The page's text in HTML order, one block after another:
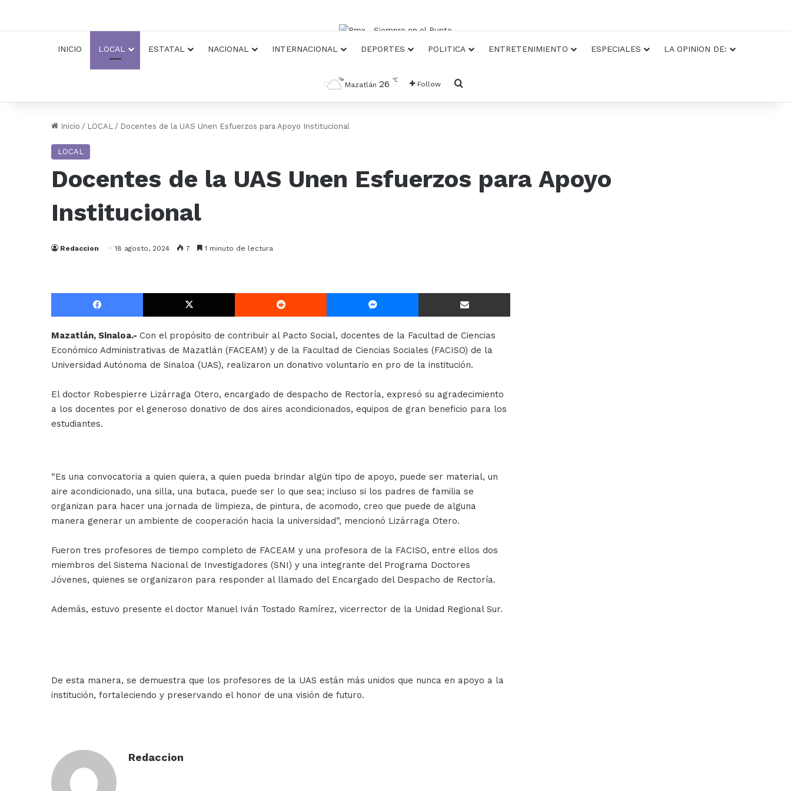
INICIO LOCAL ESTATAL NACIONAL INTERNACIONAL DEPORTES POLITICA ENTRETENIMIENTO ESPECIALES LA OPINION DE:
Mazatlán 26 ℃ Follow Busqueda
Inicio / LOCAL / Docentes de la UAS Unen Esfuerzos para Apoyo Institucional
LOCAL
Docentes de la UAS Unen Esfuerzos para Apoyo
Institucional
Redaccion 18 agosto, 2024 7 1 minuto de lectura
Facebook X Reddit Messenger Compartir Via E-mail
Mazatlán, Sinaloa.- Con el propósito de contribuir al Pacto Social, docentes de la Facultad de Ciencias
Económico Administrativas de Mazatlán (FACEAM) y de la Facultad de Ciencias Sociales (FACISO) de la
Universidad Autónoma de Sinaloa (UAS), realizaron un donativo voluntario en pro de la institución.
El doctor Robespierre Lizárraga Otero, encargado de despacho de Rectoría, expresó su agradecimiento
a los docentes por el generoso donativo de dos aires acondicionados, equipos de gran beneficio para los
estudiantes.
“Es una convocatoria a quien quiera, a quien pueda brindar algún tipo de apoyo, puede ser material, un
aire acondicionado, una silla, una butaca, puede ser lo que sea; incluso si los padres de familia se
organizan para hacer una jornada de limpieza, de pintura, de acomodo, creo que puede de alguna
manera generar un ambiente de cooperación hacia la universidad”, mencionó Lizárraga Otero.
Fueron tres profesores de tiempo completo de FACEAM y una profesora de la FACISO, entre ellos dos
miembros del Sistema Nacional de Investigadores (SNI) y una integrante del Programa Doctores
Jóvenes, quienes se organizaron para responder al llamado del Encargado del Despacho de Rectoría.
Además, estuvo presente el doctor Manuel Iván Tostado Ramírez, vicerrector de la Unidad Regional Sur.
De esta manera, se demuestra que los profesores de la UAS están más unidos que nunca en apoyo a la
institución, fortaleciendo y preservando el honor de una visión de futuro.
Redaccion